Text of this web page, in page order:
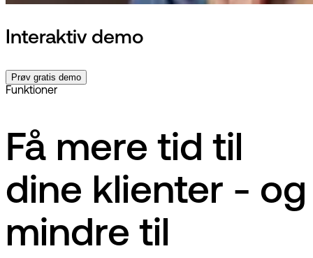
Interaktiv demo
Prøv gratis demo
Funktioner
Få mere tid til
dine klienter - og
mindre til